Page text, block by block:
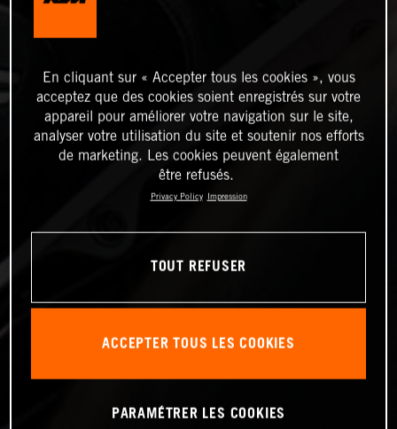
En cliquant sur « Accepter tous les cookies », vous
acceptez que des cookies soient enregistrés sur votre
appareil pour améliorer votre navigation sur le site,
analyser votre utilisation du site et soutenir nos efforts
de marketing. Les cookies peuvent également
être refusés.
Privacy Policy Impression
TOUT REFUSER
ACCEPTER TOUS LES COOKIES
PARAMÉTRER LES COOKIES